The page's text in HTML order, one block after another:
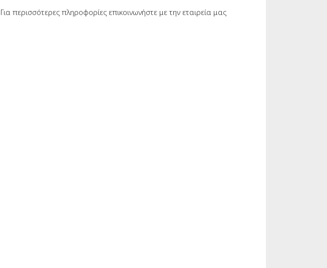
Για περισσότερες πληροφορίες επικοινωνήστε με την εταιρεία μας